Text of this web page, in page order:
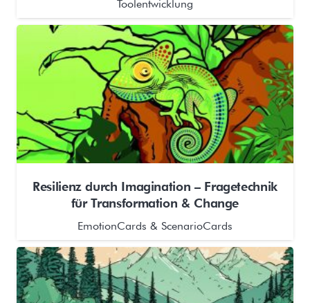
Toolentwicklung
Resilienz durch Imagination – Fragetechnik
für Transformation & Change
EmotionCards & ScenarioCards